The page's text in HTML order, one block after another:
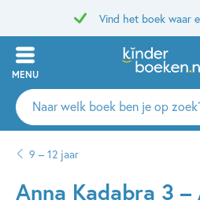
Vind het boek waar
MENU
Zoeken
naar
auteurs
uitgevers
9 – 12 jaar
Anna Kadabra 3 –